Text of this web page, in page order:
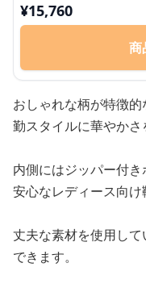
¥15,760
商
おしゃれな柄が特徴
勤スタイルに華やかさ
内側にはジッパー付
安心なレディース向け
丈夫な素材を使用し
できます。